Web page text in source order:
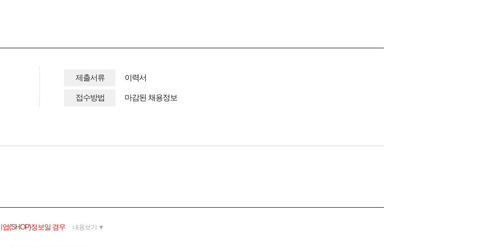
제출서류 이력서
접수방법 마감된 채용정보
(SHOP)정보일 경우 내용보기 ▼